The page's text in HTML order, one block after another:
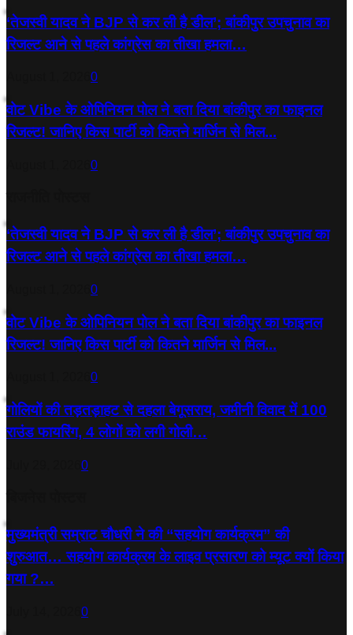
‘तेजस्‍वी यादव ने BJP से कर ली है डील’; बांकीपुर उपचुनाव का
रिजल्‍ट आने से पहले कांग्रेस का तीखा हमला…
0
वोट Vibe के ओपिनियन पोल ने बता दिया बांकीपुर का फाइनल
रिजल्ट! जानिए किस पार्टी को कितने मार्जिन से मिल...
0
‘तेजस्‍वी यादव ने BJP से कर ली है डील’; बांकीपुर उपचुनाव का
रिजल्‍ट आने से पहले कांग्रेस का तीखा हमला…
0
वोट Vibe के ओपिनियन पोल ने बता दिया बांकीपुर का फाइनल
रिजल्ट! जानिए किस पार्टी को कितने मार्जिन से मिल...
0
गोलियों की तड़तड़ाहट से दहला बेगूसराय, जमीनी विवाद में 100
राउंड फायरिंग, 4 लोगों को लगी गोली…
0
मुख्यमंत्री सम्राट चौधरी ने की “सहयोग कार्यक्रम” की
शुरुआत… सहयोग कार्यक्रम के लाइव प्रसारण को म्यूट क्यों किया
गया ?…
0